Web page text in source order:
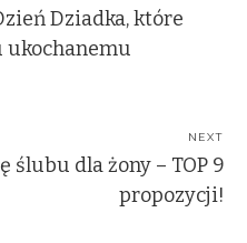
Dziadka, które
ukochanemu
NEXT
ślubu dla żony – TOP 9
propozycji!